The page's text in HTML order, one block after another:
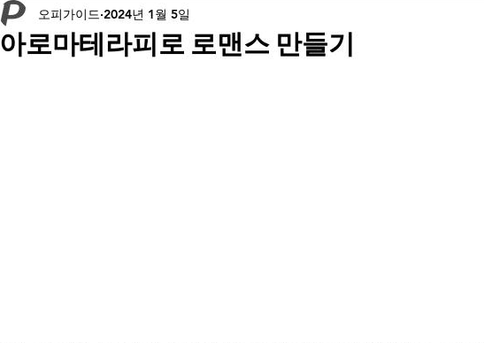
아로마테라피로 로맨스 만들기
오피가이드 2024년 1월 5일